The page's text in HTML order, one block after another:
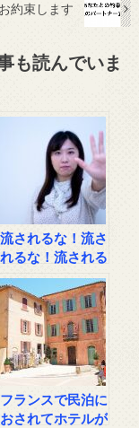
約束します
も読んでいま
流されるな！流さ
れるな！流される
な！
フランスで民泊に
おされてホテルが